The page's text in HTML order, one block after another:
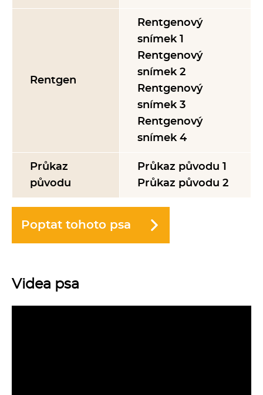
Rentgen
Rentgenový
snímek 1
Rentgenový
snímek 2
Rentgenový
snímek 3
Rentgenový
snímek 4
Průkaz
původu
Průkaz původu 1
Průkaz původu 2
Poptat tohoto psa
Videa psa